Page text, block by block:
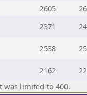
2605
2371
2538
2162
was limited to 400.